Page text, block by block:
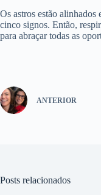
Os astros estão alinhados
cinco signos. Então,
para abraçar todas as
ANTERIOR
Posts relacionados